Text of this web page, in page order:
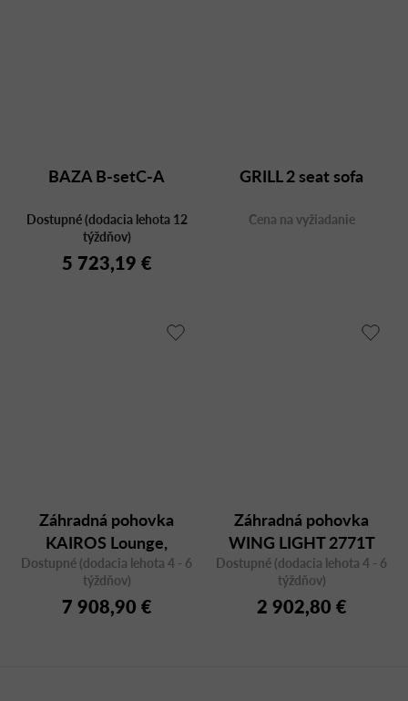
BAZA B-setC-A
Dostupné (dodacia lehota 12
týždňov)
5 723,19 €
GRILL 2 seat sofa
Cena na vyžiadanie
Záhradná pohovka
KAIROS Lounge,
trojmiestna
Dostupné (dodacia lehota 4 - 6
týždňov)
7 908,90 €
Záhradná pohovka
WING LIGHT 2771T
teak, dvojmiestna
Dostupné (dodacia lehota 4 - 6
týždňov)
2 902,80 €